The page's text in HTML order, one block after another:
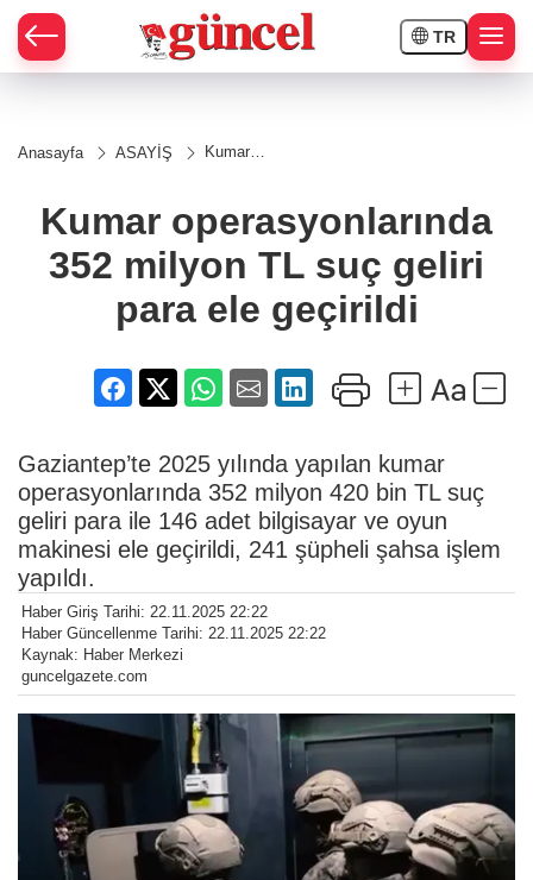
TR
Anasayfa ASAYİŞ
Kumar
ele geçirildi
Kumar operasyonlarında
352 milyon TL suç geliri
para ele geçirildi
Gaziantep’te 2025 yılında yapılan kumar
operasyonlarında 352 milyon 420 bin TL suç
geliri para ile 146 adet bilgisayar ve oyun
makinesi ele geçirildi, 241 şüpheli şahsa işlem
yapıldı.
Haber Giriş Tarihi: 22.11.2025 22:22
Haber Güncellenme Tarihi: 22.11.2025 22:22
Kaynak: Haber Merkezi
guncelgazete.com